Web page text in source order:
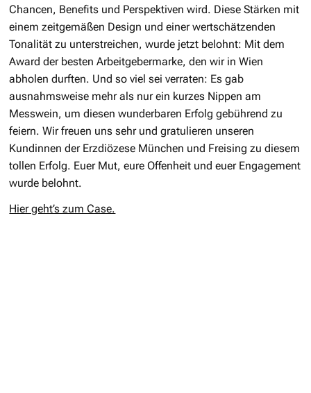
Chancen, Benefits und Perspektiven wird. Diese Stärken mit
einem zeitgemäßen Design und einer wertschätzenden
Tonalität zu unterstreichen, wurde jetzt belohnt: Mit dem
Award der besten Arbeitgebermarke, den wir in Wien
abholen durften. Und so viel sei verraten: Es gab
ausnahmsweise mehr als nur ein kurzes Nippen am
Messwein, um diesen wunderbaren Erfolg gebührend zu
feiern. Wir freuen uns sehr und gratulieren unseren
Kundinnen der Erzdiözese München und Freising zu diesem
tollen Erfolg. Euer Mut, eure Offenheit und euer Engagement
wurde belohnt.
Hier geht’s zum Case.